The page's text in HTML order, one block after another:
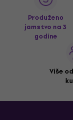
Produženo
jamstvo na 3
godine
Više